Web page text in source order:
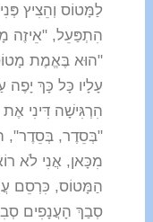
לַמָּטוֹס וְהֵצִיץ
הִתְפַּעֵל, "אֵיזֶה
"הוּא בֶּאֱמֶת
עָלָיו כָּל כָּךְ
הִרְגִּישָׁה דִּינִי
"בְּסֵדֶר, בְּסֵדֶר",
מִכָּאן, אֲנִי לֹא
הַמָּטוֹס, כִּרְסֵם
סְבַךְ הָעֲנָפִים